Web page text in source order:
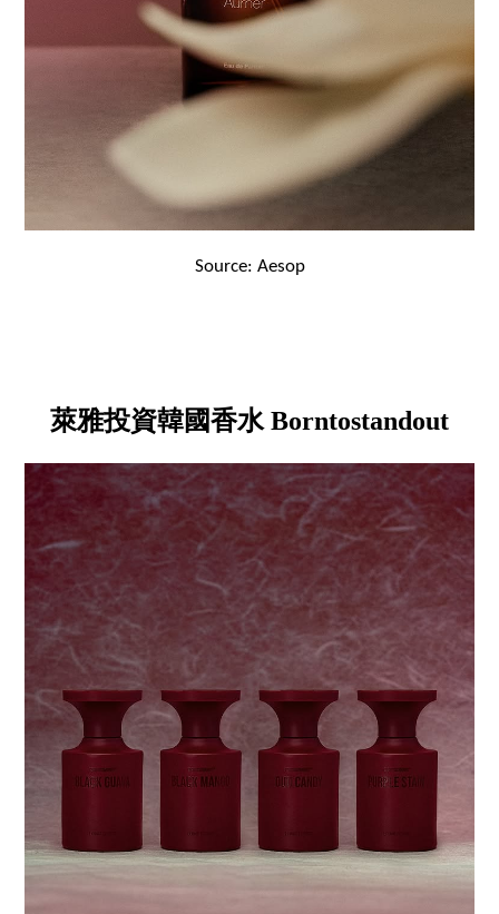
Source: Aesop
萊雅投資韓國香水 Borntostandout